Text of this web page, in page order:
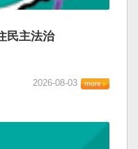
民主法治
2026-08-03